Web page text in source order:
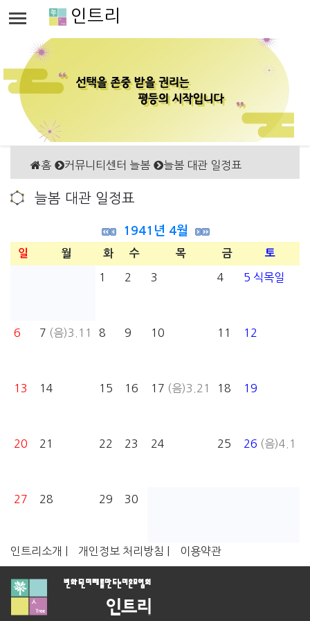
인트리
홈 커뮤니티센터 늘봄 늘봄 대관 일정표
늘봄 대관 일정표
1941년 4월
일 월 화 수 목 금 토
1 2 3 4 5 식목일
6 7 (음)3.11 8 9 10 11 12
13 14 15 16 17 (음)3.21 18 19
20 21 22 23 24 25 26 (음)4.1
27 28 29 30
인트리소개 | 개인정보 처리방침 | 이용약관